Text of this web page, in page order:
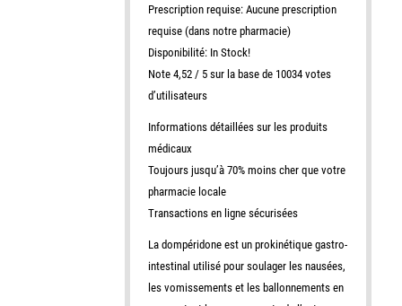
Prescription requise: Aucune prescription
requise (dans notre pharmacie)
Disponibilité: In Stock!
Note 4,52 / 5 sur la base de 10034 votes
d’utilisateurs
Informations détaillées sur les produits
médicaux
Toujours jusqu’à 70% moins cher que votre
pharmacie locale
Transactions en ligne sécurisées
La dompéridone est un prokinétique gastro-
intestinal utilisé pour soulager les nausées,
les vomissements et les ballonnements en